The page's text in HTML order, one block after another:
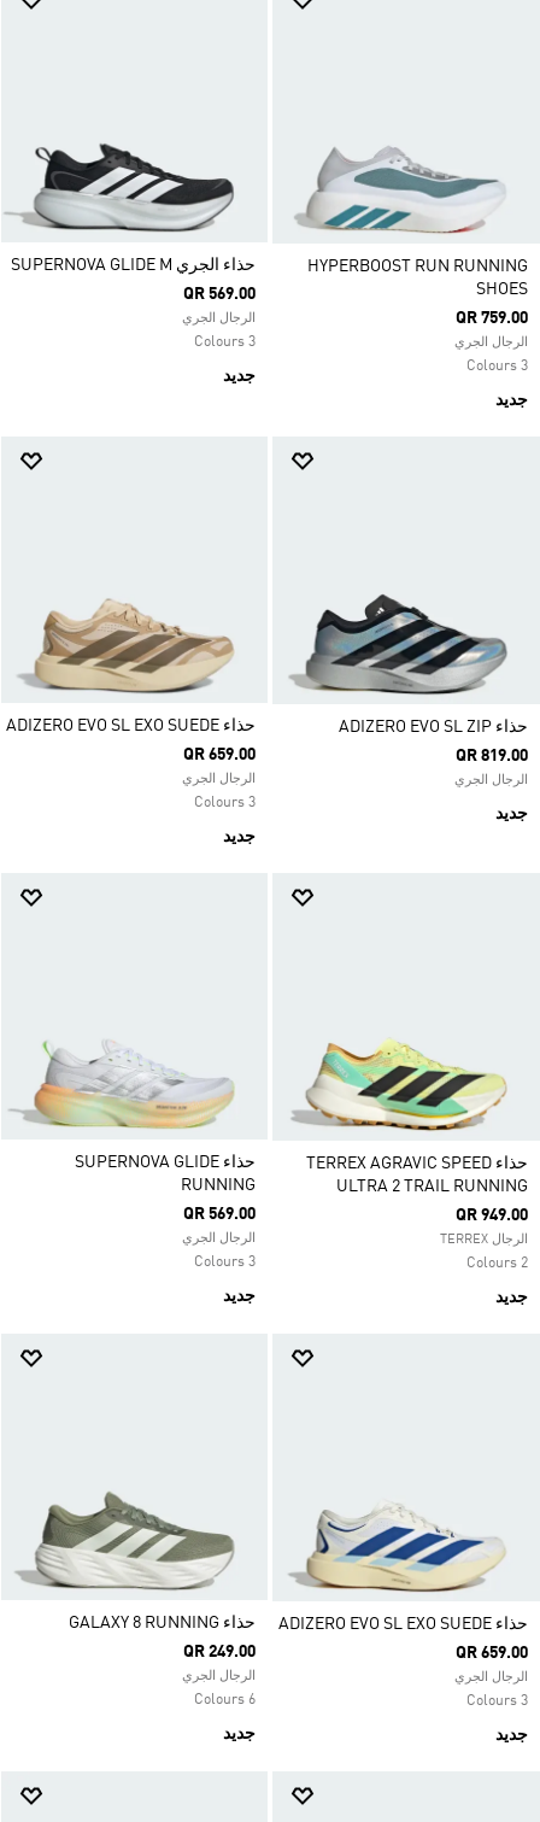
HYPERBOOST RUN RUNNING
SHOES
QR 759.00
الرجال الجري
3 Colours
جديد
حذاء الجري SUPERNOVA GLIDE M
QR 569.00
الرجال الجري
3 Colours
جديد
حذاء ADIZERO EVO SL ZIP
QR 819.00
الرجال الجري
جديد
حذاء ADIZERO EVO SL EXO SUEDE
QR 659.00
الرجال الجري
3 Colours
جديد
حذاء TERREX AGRAVIC SPEED
ULTRA 2 TRAIL RUNNING
QR 949.00
الرجال TERREX
2 Colours
جديد
حذاء SUPERNOVA GLIDE
RUNNING
QR 569.00
الرجال الجري
3 Colours
جديد
حذاء ADIZERO EVO SL EXO SUEDE
QR 659.00
الرجال الجري
3 Colours
جديد
حذاء GALAXY 8 RUNNING
QR 249.00
الرجال الجري
6 Colours
جديد